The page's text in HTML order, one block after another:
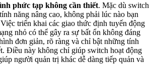
phức tạp không cần thiết. Mặc dù switch
năng nâng cao, không phải lúc nào bạn
triển khai các giao thức định tuyến động
nhỏ có thể gây ra sự bất ổn không đáng
đơn giản, rõ ràng và chỉ bật những tính
Điều này không chỉ giúp switch hoạt động
người quản trị khác dễ dàng tiếp quản và